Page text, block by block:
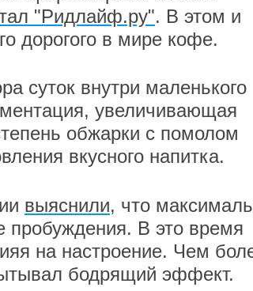
"Ридлайф.ру". В этом и
дорогого в мире кофе.
суток внутри маленького
увеличивающая
обжарки с помолом
вкусного напитка.
выяснили, что
пробуждения. В это время
на настроение. Чем
бодрящий эффект.